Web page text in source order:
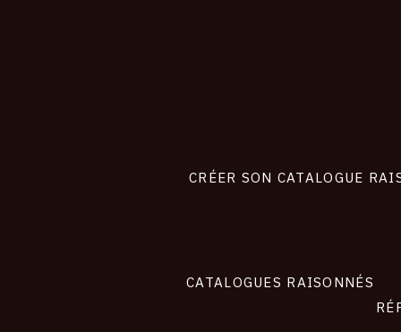
CRÉER SON CATALOGUE
CATALOGUES RAISONNÉS